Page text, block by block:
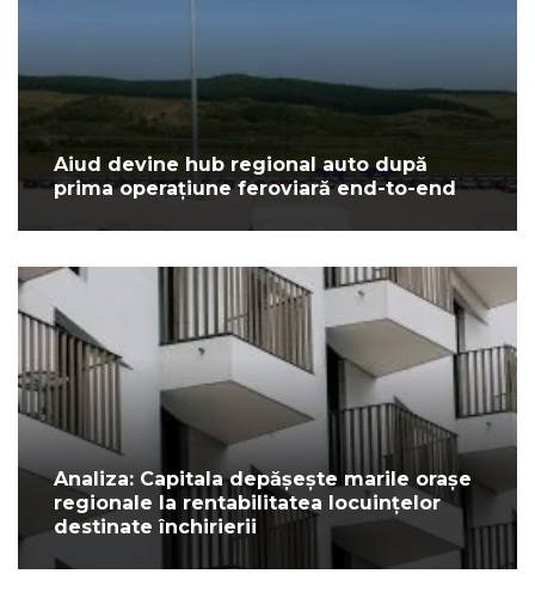
Aiud devine hub regional auto după
prima operațiune feroviară end-to-end
Analiza: Capitala depășește marile orașe
regionale la rentabilitatea locuințelor
destinate închirierii